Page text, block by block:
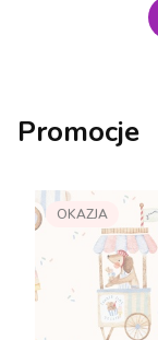
Promocje
OKAZJA